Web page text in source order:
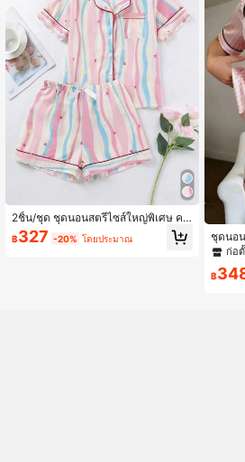
2ชิ้น/ชุด ชุดนอนสตรีไซส์ใหญ่พิเศษ คา
ร์ดิแกนคอปกมีกระเป๋า ลายรุ้ง ดาว หัวใ
จ โบว์น่ารัก ผ้าถัก เสื้อแขนสั้นและกางเ
฿327 -20% โดยประมาณ
ชุดนอ
สำหรั
รียบเนี
ก่อ
฿